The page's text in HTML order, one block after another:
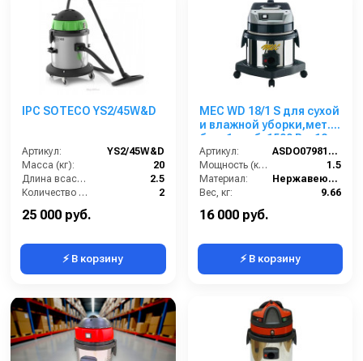
IPC SOTECO YS2/45W&D
Артикул:
YS2/45W&D
Масса (кг):
20
Длина всасывающего шланга (м):
2.5
Количество турбин (шт):
2
Емкость бака для мусора (л):
25 000 руб.
⚡ В корзину
MEC WD 18/1 S для сухой
и влажной уборки,мет.
бак, 1 турб, 1500 Вт, 18 л.
полн. компл.
Артикул:
ASDO07981/MEC 215 Small
Мощность (кВт):
1.5
Материал:
Нержавеющая сталь
Вес, кг:
9.66
Габаритные размеры, мм:
16 000 руб.
⚡ В корзину